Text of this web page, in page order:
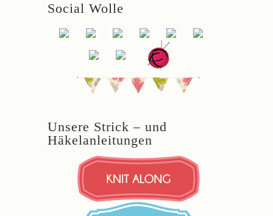
Social Wolle
Unsere Strick – und
Häkelanleitungen